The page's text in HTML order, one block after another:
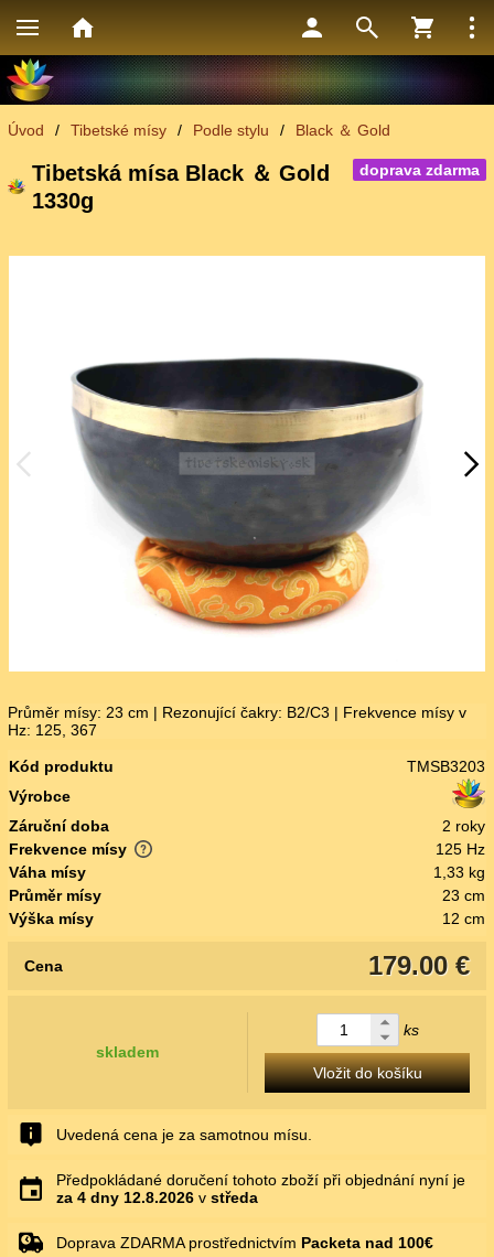
Úvod / Tibetské mísy / Podle stylu / Black ＆ Gold
doprava zdarma
Tibetská mísa Black ＆ Gold
1330g
Průměr mísy: 23 cm | Rezonující čakry: B2/C3 | Frekvence mísy v
Hz: 125, 367
Kód produktu
TMSB3203
Výrobce
Záruční doba
2 roky
Frekvence mísy
125 Hz
Váha mísy
1,33 kg
Průměr mísy
23 cm
Výška mísy
12 cm
179.00 €
Cena
skladem
ks
Vložit do košíku
Uvedená cena je za samotnou mísu.
Předpokládané doručení tohoto zboží při objednání nyní je
za 4 dny 12.8.2026 v středa
Doprava ZDARMA prostřednictvím Packeta nad 100€